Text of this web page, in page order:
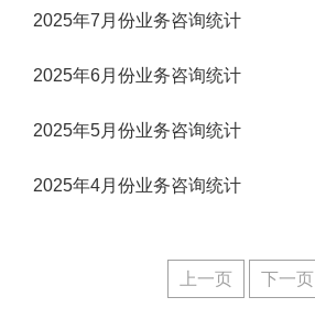
2025年7月份业务咨询统计
2025年6月份业务咨询统计
2025年5月份业务咨询统计
2025年4月份业务咨询统计
上一页 下一页